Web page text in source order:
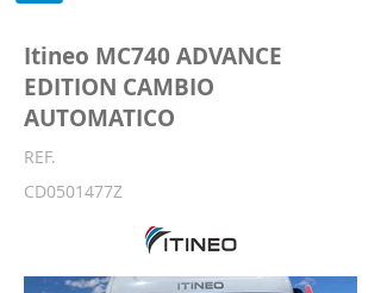
Itineo MC740 ADVANCE
EDITION CAMBIO
AUTOMATICO
REF.
CD0501477Z